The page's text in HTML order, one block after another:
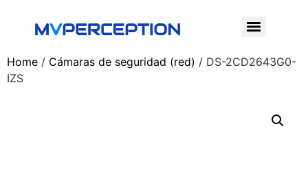
Home / Cámaras de seguridad (red) / DS-2CD2643G0-
IZS